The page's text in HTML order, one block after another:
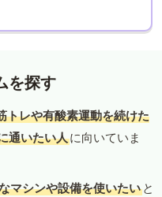
を探す
トレや有酸素運動を続けた
通いたい人に向いていま
マシンや設備を使いたい と